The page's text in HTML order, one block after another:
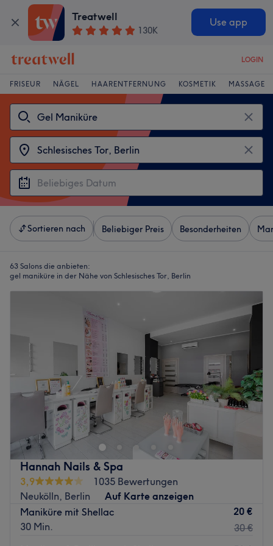
Treatwell
130K
Use app
LOGIN
FRISEUR NÄGEL HAARENTFERNUNG KOSMETIK MASSAGE
Sortieren nach Beliebiger Preis Besonderheiten
63 Salons die anbieten:
gel maniküre in der Nähe von Schlesisches Tor, Berlin
Hannah Nails & Spa
3,9
1035 Bewertungen
Neukölln, Berlin
Auf Karte anzeigen
Maniküre mit Shellac
30 Min.
20 €
30 €